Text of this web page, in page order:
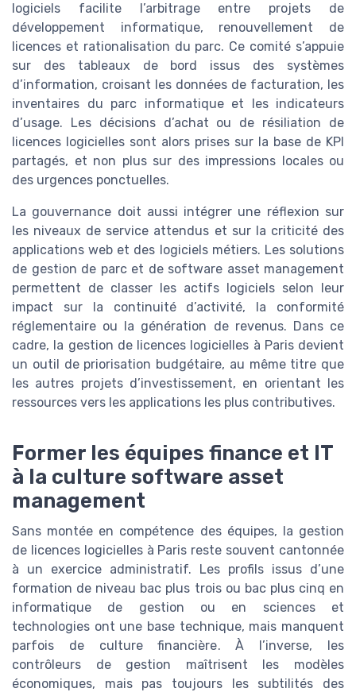
logiciels facilite l’arbitrage entre projets de
développement informatique, renouvellement de
licences et rationalisation du parc. Ce comité s’appuie
sur des tableaux de bord issus des systèmes
d’information, croisant les données de facturation, les
inventaires du parc informatique et les indicateurs
d’usage. Les décisions d’achat ou de résiliation de
licences logicielles sont alors prises sur la base de KPI
partagés, et non plus sur des impressions locales ou
des urgences ponctuelles.
La gouvernance doit aussi intégrer une réflexion sur
les niveaux de service attendus et sur la criticité des
applications web et des logiciels métiers. Les solutions
de gestion de parc et de software asset management
permettent de classer les actifs logiciels selon leur
impact sur la continuité d’activité, la conformité
réglementaire ou la génération de revenus. Dans ce
cadre, la gestion de licences logicielles à Paris devient
un outil de priorisation budgétaire, au même titre que
les autres projets d’investissement, en orientant les
ressources vers les applications les plus contributives.
Former les équipes finance et IT
à la culture software asset
management
Sans montée en compétence des équipes, la gestion
de licences logicielles à Paris reste souvent cantonnée
à un exercice administratif. Les profils issus d’une
formation de niveau bac plus trois ou bac plus cinq en
informatique de gestion ou en sciences et
technologies ont une base technique, mais manquent
parfois de culture financière. À l’inverse, les
contrôleurs de gestion maîtrisent les modèles
économiques, mais pas toujours les subtilités des